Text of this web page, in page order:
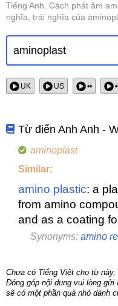
Tiếng Anh. Cách phát âm
nghĩa, trái nghĩa của
UK US ••
Từ điển Anh Anh -
aminoplast
Similar:
amino plastic: a
from amino
and as a coating
Synonyms: amino
Chưa có Tiếng Việt cho từ
Đóng góp nội dung vui lòng gửi
sẽ có một phần quà nhỏ dành